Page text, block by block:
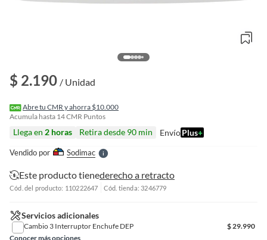
$ 2.190 / Unidad
Abre tu CMR y ahorra $10.000
Acumula hasta 14CMR Puntos
Llega en 2 horas Retira desde 90 min EnvíoPlus+
Vendido por SodimacS
l
e
r
Este producto tienederecho a retracto
Cód. del producto: 110222647 Cód. tienda: 3246779
Servicios adicionales
Cambio 3 Interruptor Enchufe DEP $29.990
Conocer más opciones